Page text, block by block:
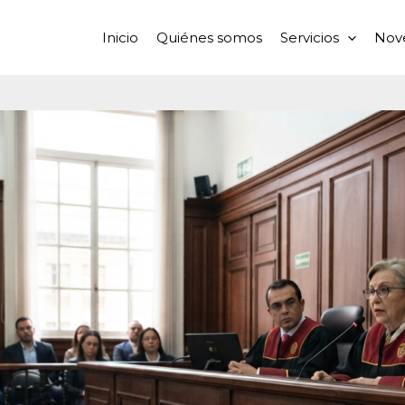
Inicio Quiénes somos Servicios